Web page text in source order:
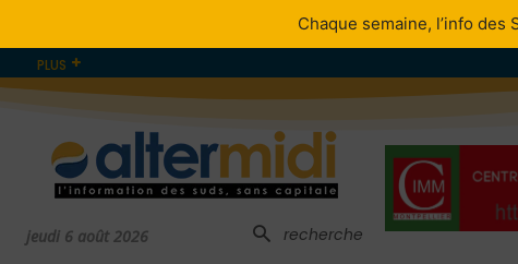
PLUS
jeudi 6 août 2026 recherche
Chaque semaine, l’info des